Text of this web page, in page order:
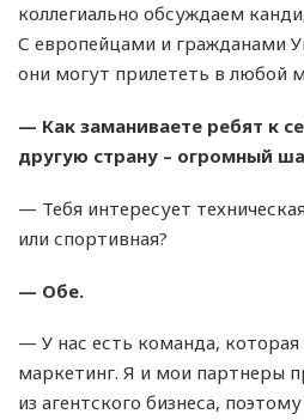
коллегиально обсуждаем
С европейцами и гражданами
они могут прилететь в любой
— Как заманиваете ребят к
другую страну – огромный
— Тебя интересует
или спортивная?
— Обе.
— У нас есть команда, которая
маркетинг. Я и мои партнеры
из агентского бизнеса,